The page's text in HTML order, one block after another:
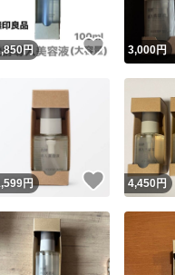
Yahoo!フ
安心取引出
安心取
取引実績
取引実
商品
ね！
円 いいね！
3,000円
！円 いいね！
4,450円